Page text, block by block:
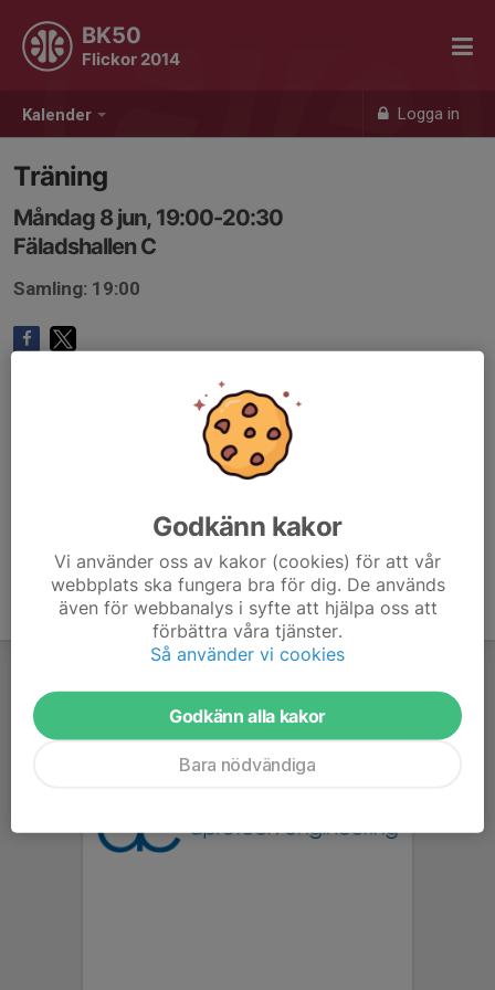
Kalender Logga in
BK50
Flickor 2014
Träning
Måndag 8 jun, 19:00-20:30
Fäladshallen C
Samling: 19:00
Godkänn kakor
Vi använder oss av kakor (cookies) för att vår
webbplats ska fungera bra för dig. De används
även för webbanalys i syfte att hjälpa oss att
förbättra våra tjänster.
Så använder vi cookies
Godkänn alla kakor
Bara nödvändiga